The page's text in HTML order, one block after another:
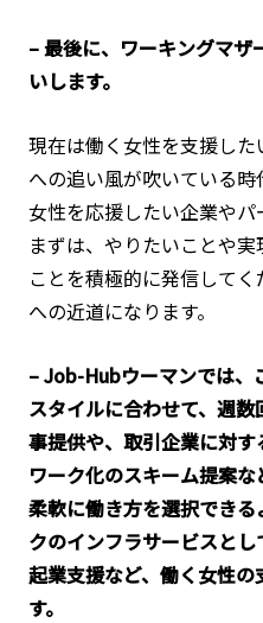
– 最後に、ワーキングマ
いします。
現在は働く女性を支援し
への追い風が吹いている時
女性を応援したい企業やパ
まずは、やりたいことや
ことを積極的に発信して
への近道になります。
– Job-Hubウーマンでは、
スタイルに合わせて、週
事提供や、取引企業に対
ワーク化のスキーム提案
柔軟に働き方を選択でき
クのインフラサービスと
起業支援など、働く女性
す。